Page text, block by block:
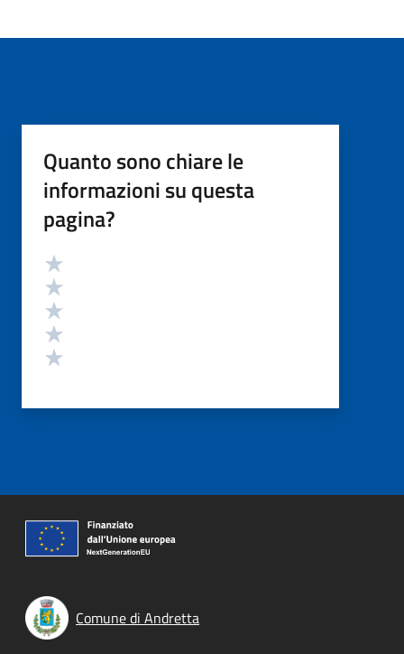
Quanto sono chiare le
informazioni su questa
pagina?
Valutazione
Comune di Andretta